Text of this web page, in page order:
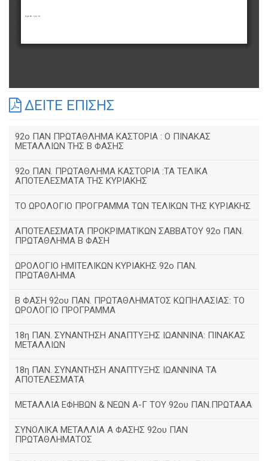
ΔΕΙΤΕ ΕΠΙΣΗΣ
92o ΠΑΝ ΠΡΩΤΑΘΛΗΜΑ ΚΑΣΤΟΡΙΑ : Ο ΠΙΝΑΚΑΣ
ΜΕΤΑΛΛΙΩΝ ΤΗΣ Β ΦΑΣΗΣ
92ο ΠΑΝ. ΠΡΩΤΑΘΛΗΜΑ ΚΑΣΤΟΡΙΑ :ΤΑ ΤΕΛΙΚΑ
ΑΠΟΤΕΛΕΣΜΑΤΑ ΤΗΣ ΚΥΡΙΑΚΗΣ
ΤΟ ΩΡΟΛΟΓΙΟ ΠΡΟΓΡΑΜΜΑ ΤΩΝ ΤΕΛΙΚΩΝ ΤΗΣ ΚΥΡΙΑΚΗΣ
ΑΠΟΤΕΛΕΣΜΑΤΑ ΠΡΟΚΡΙΜΑΤΙΚΩΝ ΣΑΒΒΑΤΟΥ 92o ΠΑΝ.
ΠΡΩΤΑΘΛΗΜΑ Β ΦΑΣΗ
ΩΡΟΛΟΓΙΟ ΗΜΙΤΕΛΙΚΩΝ ΚΥΡΙΑΚΗΣ 92ο ΠΑΝ.
ΠΡΩΤΑΘΛΗΜΑ
Β ΦΑΣΗ 92ου ΠΑΝ. ΠΡΩΤΑΘΛΗΜΑΤΟΣ ΚΩΠΗΛΑΣΙΑΣ: ΤΟ
ΩΡΟΛΟΓΙΟ ΠΡΟΓΡΑΜΜΑ
18η ΠΑΝ. ΣΥΝΑΝΤΗΣΗ ΑΝΑΠΤΥΞΗΣ ΙΩΑΝΝΙΝΑ: ΠΙΝΑΚΑΣ
ΜΕΤΑΛΛΙΩΝ
18η ΠΑΝ. ΣΥΝΑΝΤΗΣΗ ΑΝΑΠΤΥΞΗΣ ΙΩΑΝΝΙΝΑ ΤΑ
ΑΠΟΤΕΛΕΣΜΑΤΑ
ΜΕΤΑΛΛΙΑ ΕΦΗΒΩΝ & ΝΕΩΝ Α-Γ ΤΟΥ 92ου ΠΑΝ.ΠΡΩΤΑΑΑ
ΣΥΝΟΛΙΚΑ ΜΕΤΑΛΛΙΑ Α ΦΑΣΗΣ 92ου ΠΑΝ
ΠΡΩΤΑΘΛΗΜΑΤΟΣ